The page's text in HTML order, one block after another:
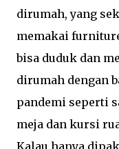
dirumah, yang
memakai
bisa duduk dan
dirumah dengan
pandemi seperti
meja dan kursi